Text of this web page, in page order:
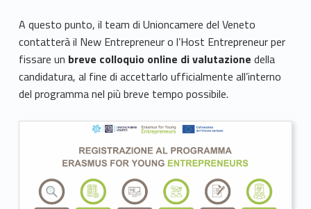
g
i
s
t
A questo punto, il team di Unioncamere del Veneto
contatterà il New Entrepreneur o l’Host Entrepreneur per
fissare un breve colloquio online di valutazione della
candidatura, al fine di accettarlo ufficialmente all’interno
del programma nel più breve tempo possibile.